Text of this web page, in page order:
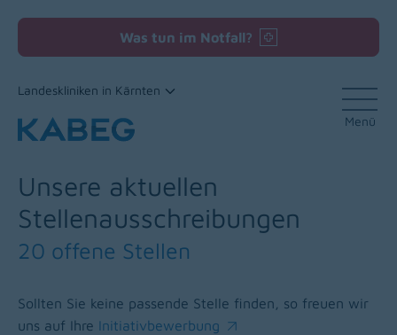
Was tun im Notfall?
Landeskliniken in Kärnten
Menü
Unsere aktuellen
Stellenausschreibungen
20 offene Stellen
Sollten Sie keine passende Stelle finden, so freuen wir
uns auf Ihre Initiativbewerbung